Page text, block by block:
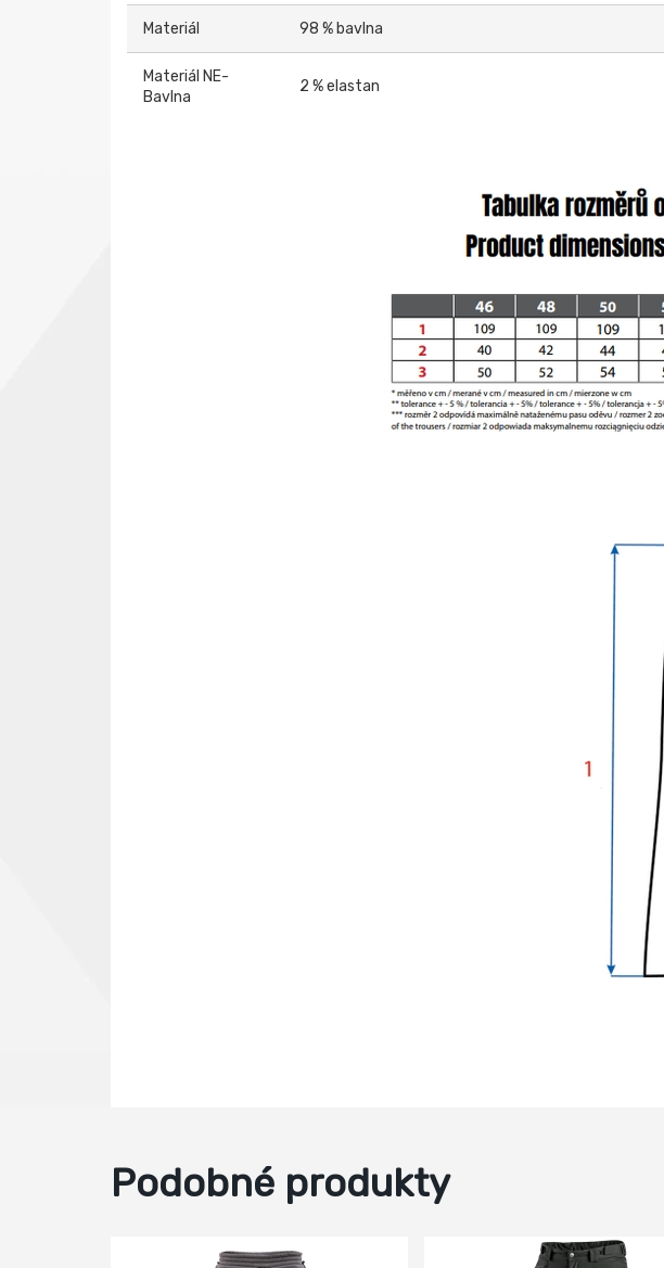
Materiál 98 % bavlna
Materiál NE-
Bavlna
2 % elastan
Podobné produkty